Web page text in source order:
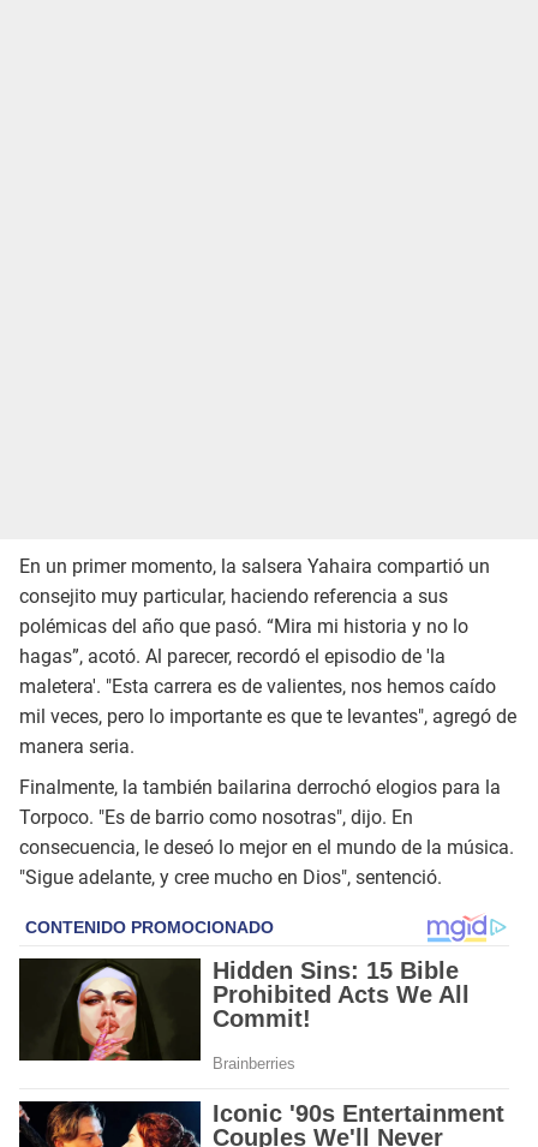
En un primer momento, la salsera Yahaira compartió un
consejito muy particular, haciendo referencia a sus
polémicas del año que pasó. “Mira mi historia y no lo
hagas”, acotó. Al parecer, recordó el episodio de 'la
maletera'. "Esta carrera es de valientes, nos hemos caído
mil veces, pero lo importante es que te levantes", agregó de
manera seria.
Finalmente, la también bailarina derrochó elogios para la
Torpoco. "Es de barrio como nosotras", dijo. En
consecuencia, le deseó lo mejor en el mundo de la música.
"Sigue adelante, y cree mucho en Dios", sentenció.